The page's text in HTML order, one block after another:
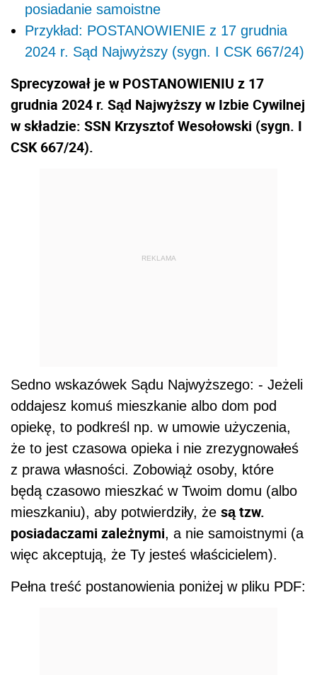
posiadanie samoistne
Przykład: POSTANOWIENIE z 17 grudnia
2024 r. Sąd Najwyższy (sygn. I CSK 667/24)
Sprecyzował je w POSTANOWIENIU z 17
grudnia 2024 r. Sąd Najwyższy w Izbie Cywilnej
w składzie: SSN Krzysztof Wesołowski (sygn. I
CSK 667/24).
REKLAMA
Sedno wskazówek Sądu Najwyższego: - Jeżeli
oddajesz komuś mieszkanie albo dom pod
opiekę, to podkreśl np. w umowie użyczenia,
że to jest czasowa opieka i nie zrezygnowałeś
z prawa własności. Zobowiąż osoby, które
będą czasowo mieszkać w Twoim domu (albo
mieszkaniu), aby potwierdziły, że są tzw.
posiadaczami zależnymi, a nie samoistnymi (a
więc akceptują, że Ty jesteś właścicielem).
Pełna treść postanowienia poniżej w pliku PDF: